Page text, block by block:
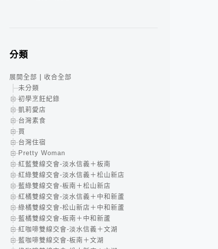
分類
展開全部
收合全部
未分類
初學烹飪紀錄
凱莉愛店
台灣素食
買
台灣住宿
Pretty Woman
紅藍雙線交會-淡水信義＋板南
紅綠雙線交會-淡水信義＋松山新店
藍綠雙線交會-板南＋松山新店
紅橘雙線交會-淡水信義＋中和新蘆
綠橘雙線交會-松山新店＋中和新蘆
藍橘雙線交會-板南＋中和新蘆
紅咖啡雙線交會-淡水信義＋文湖
藍咖啡雙線交會-板南＋文湖